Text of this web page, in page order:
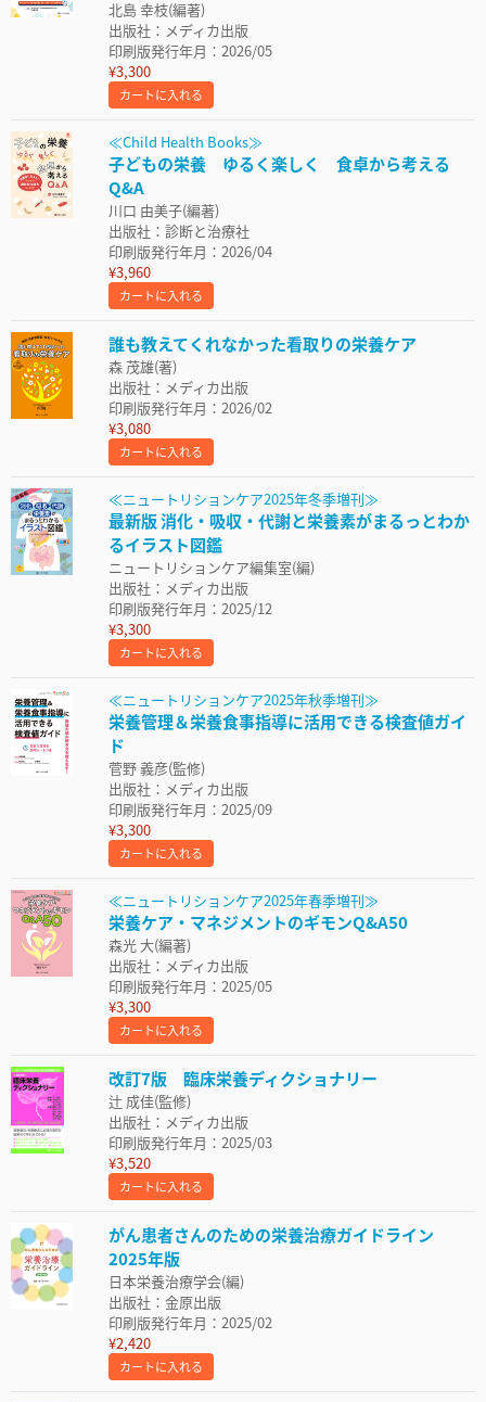
北島 幸枝(編著)
出版社：メディカ出版
印刷版発行年月：2026/05
¥3,300
カートに入れる
≪Child Health Books≫
子どもの栄養 ゆるく楽しく 食卓から考える
Q&A
川口 由美子(編著)
出版社：診断と治療社
印刷版発行年月：2026/04
¥3,960
カートに入れる
誰も教えてくれなかった看取りの栄養ケア
森 茂雄(著)
出版社：メディカ出版
印刷版発行年月：2026/02
¥3,080
カートに入れる
≪ニュートリションケア2025年冬季増刊≫
最新版 消化・吸収・代謝と栄養素がまるっとわか
るイラスト図鑑
ニュートリションケア編集室(編)
出版社：メディカ出版
印刷版発行年月：2025/12
¥3,300
カートに入れる
≪ニュートリションケア2025年秋季増刊≫
栄養管理＆栄養食事指導に活用できる検査値ガイ
ド
菅野 義彦(監修)
出版社：メディカ出版
印刷版発行年月：2025/09
¥3,300
カートに入れる
≪ニュートリションケア2025年春季増刊≫
栄養ケア・マネジメントのギモンQ&A50
森光 大(編著)
出版社：メディカ出版
印刷版発行年月：2025/05
¥3,300
カートに入れる
改訂7版 臨床栄養ディクショナリー
辻 成佳(監修)
出版社：メディカ出版
印刷版発行年月：2025/03
¥3,520
カートに入れる
がん患者さんのための栄養治療ガイドライン
2025年版
日本栄養治療学会(編)
出版社：金原出版
印刷版発行年月：2025/02
¥2,420
カートに入れる